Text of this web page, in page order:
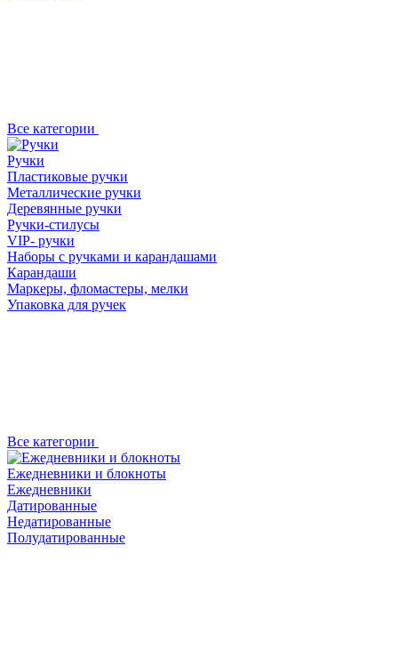
Все категории
Ручки
Пластиковые ручки
Металлические ручки
Деревянные ручки
Ручки-стилусы
VIP- ручки
Наборы с ручками и карандашами
Карандаши
Маркеры, фломастеры, мелки
Упаковка для ручек
Все категории
Ежедневники и блокноты
Ежедневники
Датированные
Недатированные
Полудатированные